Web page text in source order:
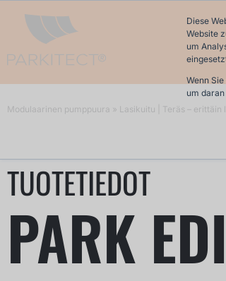
Diese
Website
um
Wenn
um
Modulaarinen pumppuura » Lasikuitu | Teräs – erittäin
TUOTETIEDOT
PARK